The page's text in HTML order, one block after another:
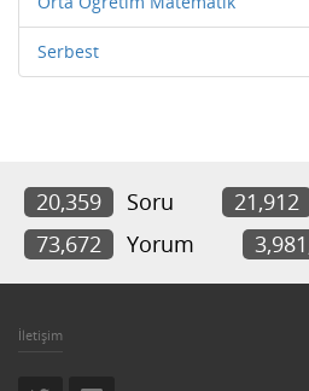
Serbest
20,359 Soru 21,912
73,672
Yorum
İletişim